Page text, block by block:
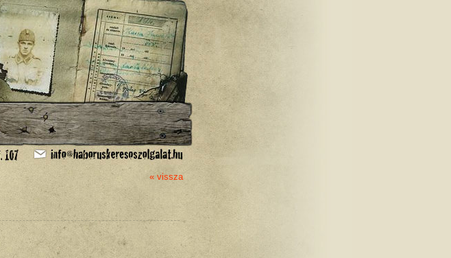
« vissza